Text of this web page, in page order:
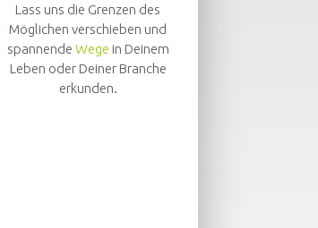
Lass uns die Grenzen des
Möglichen verschieben und
spannende Wege in Deinem
Leben oder Deiner Branche
erkunden.